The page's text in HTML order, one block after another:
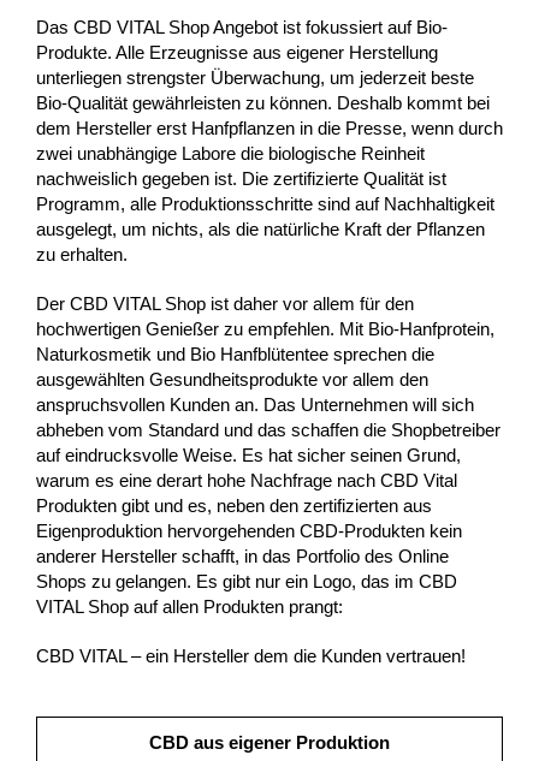
Das CBD VITAL Shop Angebot ist fokussiert auf Bio-
Produkte. Alle Erzeugnisse aus eigener Herstellung
unterliegen strengster Überwachung, um jederzeit beste
Bio-Qualität gewährleisten zu können. Deshalb kommt bei
dem Hersteller erst Hanfpflanzen in die Presse, wenn durch
zwei unabhängige Labore die biologische Reinheit
nachweislich gegeben ist. Die zertifizierte Qualität ist
Programm, alle Produktionsschritte sind auf Nachhaltigkeit
ausgelegt, um nichts, als die natürliche Kraft der Pflanzen
zu erhalten.
Der CBD VITAL Shop ist daher vor allem für den
hochwertigen Genießer zu empfehlen. Mit Bio-Hanfprotein,
Naturkosmetik und Bio Hanfblütentee sprechen die
ausgewählten Gesundheitsprodukte vor allem den
anspruchsvollen Kunden an. Das Unternehmen will sich
abheben vom Standard und das schaffen die Shopbetreiber
auf eindrucksvolle Weise. Es hat sicher seinen Grund,
warum es eine derart hohe Nachfrage nach CBD Vital
Produkten gibt und es, neben den zertifizierten aus
Eigenproduktion hervorgehenden CBD-Produkten kein
anderer Hersteller schafft, in das Portfolio des Online
Shops zu gelangen. Es gibt nur ein Logo, das im CBD
VITAL Shop auf allen Produkten prangt:
CBD VITAL – ein Hersteller dem die Kunden vertrauen!
CBD aus eigener Produktion